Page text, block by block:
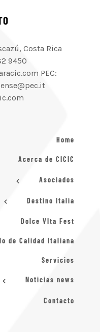
Costa Rica
9450
PEC:
Home
Acerca de CICIC
Asociados
Destino Italia
Dolce VIta Fest
de Calidad Italiana
Servicios
Noticias news
Contacto